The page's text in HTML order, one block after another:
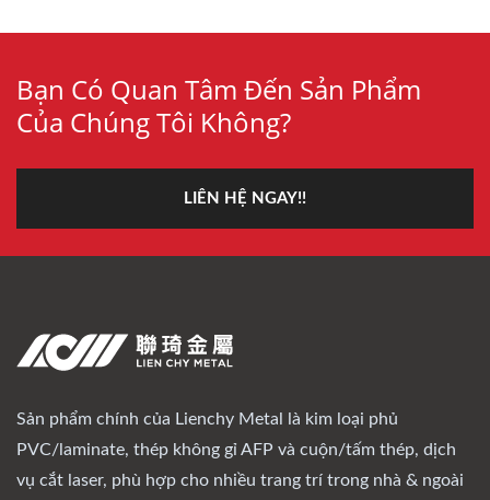
Bạn Có Quan Tâm Đến Sản Phẩm
Của Chúng Tôi Không?
LIÊN HỆ NGAY!!
Sản phẩm chính của Lienchy Metal là kim loại phủ
PVC/laminate, thép không gỉ AFP và cuộn/tấm thép, dịch
vụ cắt laser, phù hợp cho nhiều trang trí trong nhà & ngoài